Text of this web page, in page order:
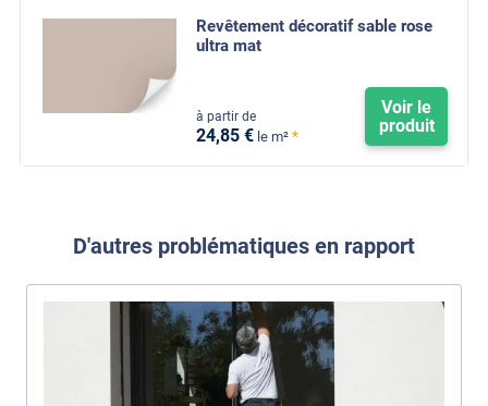
Revêtement décoratif sable rose
ultra mat
à partir de
24,85 € le m² *
Voir le
produit
D'autres problématiques en rapport